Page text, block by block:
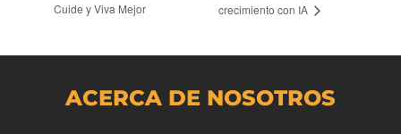
Cuide y Viva Mejor
crecimiento con IA
ACERCA DE NOSOTROS